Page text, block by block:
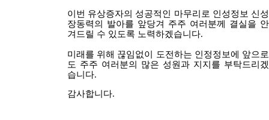
이번 유상증자의 성공적인 마무리로 인성정보 신성
장동력의 발아를 앞당겨 주주 여러분께 결실을 안
겨드릴 수 있도록 노력하겠습니다.
미래를 위해 끊임없이 도전하는 인정정보에 앞으로
도 주주 여러분의 많은 성원과 지지를 부탁드리겠
습니다.
감사합니다.